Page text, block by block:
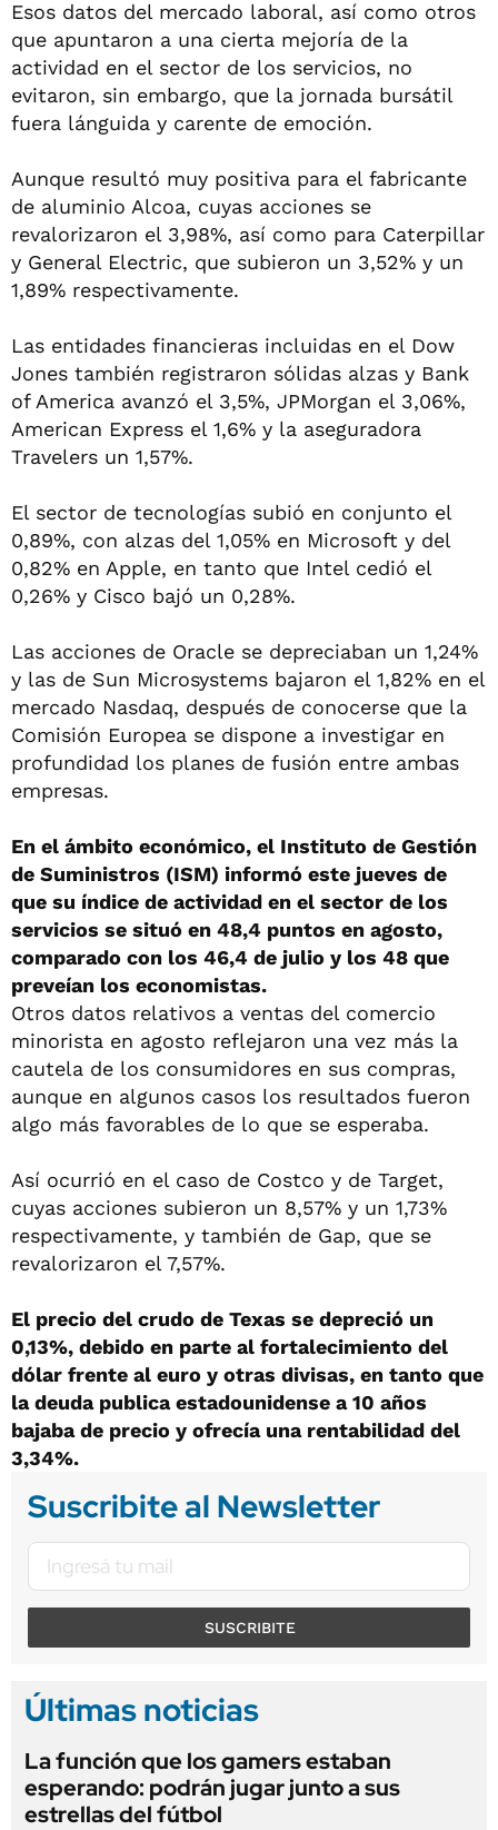
Esos datos del mercado laboral, así como otros
que apuntaron a una cierta mejoría de la
actividad en el sector de los servicios, no
evitaron, sin embargo, que la jornada bursátil
fuera lánguida y carente de emoción.
Aunque resultó muy positiva para el fabricante
de aluminio Alcoa, cuyas acciones se
revalorizaron el 3,98%, así como para Caterpillar
y General Electric, que subieron un 3,52% y un
1,89% respectivamente.
Las entidades financieras incluidas en el Dow
Jones también registraron sólidas alzas y Bank
of America avanzó el 3,5%, JPMorgan el 3,06%,
American Express el 1,6% y la aseguradora
Travelers un 1,57%.
El sector de tecnologías subió en conjunto el
0,89%, con alzas del 1,05% en Microsoft y del
0,82% en Apple, en tanto que Intel cedió el
0,26% y Cisco bajó un 0,28%.
Las acciones de Oracle se depreciaban un 1,24%
y las de Sun Microsystems bajaron el 1,82% en el
mercado Nasdaq, después de conocerse que la
Comisión Europea se dispone a investigar en
profundidad los planes de fusión entre ambas
empresas.
En el ámbito económico, el Instituto de Gestión
de Suministros (ISM) informó este jueves de
que su índice de actividad en el sector de los
servicios se situó en 48,4 puntos en agosto,
comparado con los 46,4 de julio y los 48 que
preveían los economistas.
Otros datos relativos a ventas del comercio
minorista en agosto reflejaron una vez más la
cautela de los consumidores en sus compras,
aunque en algunos casos los resultados fueron
algo más favorables de lo que se esperaba.
Así ocurrió en el caso de Costco y de Target,
cuyas acciones subieron un 8,57% y un 1,73%
respectivamente, y también de Gap, que se
revalorizaron el 7,57%.
El precio del crudo de Texas se depreció un
0,13%, debido en parte al fortalecimiento del
dólar frente al euro y otras divisas, en tanto que
la deuda publica estadounidense a 10 años
bajaba de precio y ofrecía una rentabilidad del
3,34%.
Suscribite al Newsletter
SUSCRIBITE
Últimas noticias
La función que los gamers estaban
esperando: podrán jugar junto a sus
estrellas del fútbol